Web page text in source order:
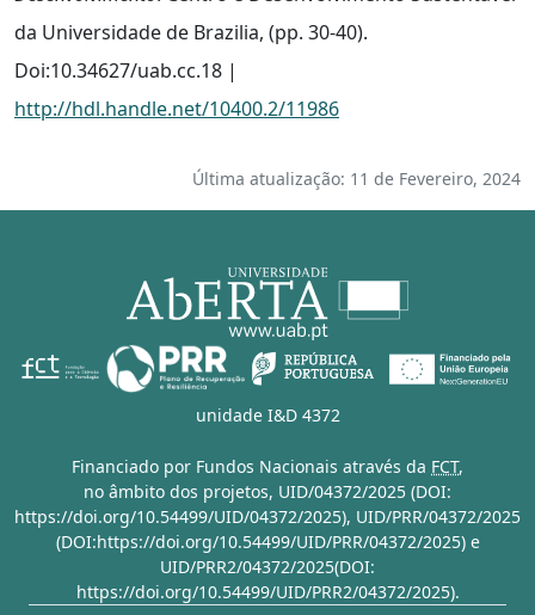
da Universidade de Brazilia, (pp. 30-40).
Doi:10.34627/uab.cc.18 |
http://hdl.handle.net/10400.2/11986
Última atualização: 11 de Fevereiro, 2024
unidade I&D 4372
Financiado por Fundos Nacionais através da FCT,
no âmbito dos projetos, UID/04372/2025 (DOI:
https://doi.org/10.54499/UID/04372/2025), UID/PRR/04372/2025
(DOI:https://doi.org/10.54499/UID/PRR/04372/2025)e
UID/PRR2/04372/2025(DOI:
https://doi.org/10.54499/UID/PRR2/04372/2025).